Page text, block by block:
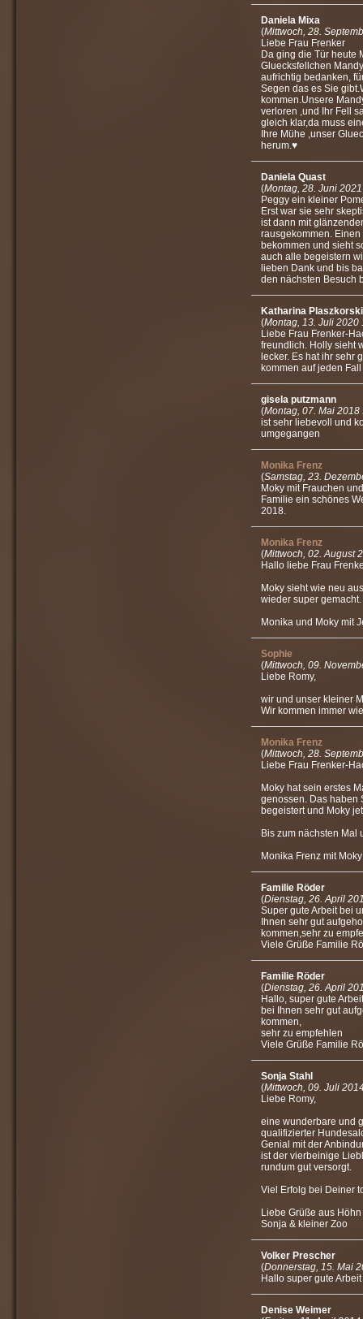
Daniela Mixa
(Mittwoch, 28.
Liebe Frau Frenker
Da ging die Tür heute
Gluecksfellchen
aufrichtig bedanken,
Segen das es Sie
kommen.Unsere
verloren ,und Ihr Fell
gleich klar,da muss
Ihre Mühe ,unser
herum.♥️
Daniela Quast
(Montag, 28. Juni
Peggy ein kleiner
Erst war sie sehr
ist dann mit
rausgekommen.
bekommen und sieht
auch alle begeistern
lieben Dank und bis
den nächsten Besuch
Katharina Plaszkorski
(Montag, 13. Juli 2020
Liebe Frau Frenker-
freundlich. Holly sieht
lecker. Es hat ihr sehr
kommen auf jeden
gisela putzmann
(Montag, 07. Mai 2018
ist sehr liebevoll und
umgegangen
Monika Frenz
(Samstag, 23.
Moky mit Frauchen
Familie ein schönes
2018.
Monika Frenz
(Mittwoch, 02. August
Hallo liebe Frau
Moky sieht wie neu
wieder super
Monika und Moky mit
Sophie
(Mittwoch, 09.
Liebe Romy,
wir und unser kleiner
Wir kommen immer
Monika Frenz
(Mittwoch, 28.
Liebe Frau Frenker-
Moky hat sein erstes
genossen. Das haben
begeistert und Moky
Bis zum nächsten Mal
Monika Frenz mit
Familie Röder
(Dienstag, 26. April
Super gute Arbeit bei
Ihnen sehr gut
kommen,sehr zu
Viele Grüße Familie
Familie Röder
(Dienstag, 26. April
Hallo, super gute
bei Ihnen sehr gut
kommen,
sehr zu empfehlen
Viele Grüße Familie
Sonja Stahl
(Mittwoch, 09. Juli
Liebe Romy,
eine wunderbare und
qualifizierter
Genial mit der
ist der vierbeinige
rundum gut versorgt.
Viel Erfolg bei Deiner
Liebe Grüße aus Höhn
Sonja & kleiner Zoo
Volker Prescher
(Donnerstag, 15. Mai
Hallo super gute
Denise Weimer